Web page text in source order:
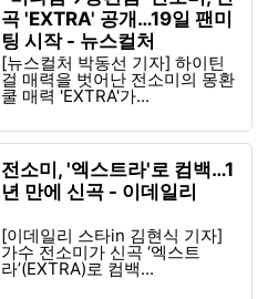
곡 'EXTRA' 공개…19일 팬미
팅 시작 - 뉴스컬처
[뉴스컬처 박동선 기자] 하이틴
걸 매력을 벗어난 전소미의 몽환
쿨 매력 'EXTRA'가...
전소미, '엑스트라'로 컴백…1
년 만에 신곡 - 이데일리
[이데일리 스타in 김현식 기자]
가수 전소미가 신곡 ‘엑스트
라’(EXTRA)로 컴백...